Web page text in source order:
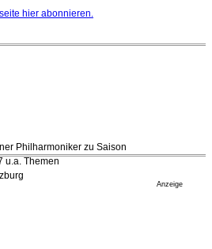
Chefdirigent Risto Joost
vertriebener jüdischer
Bremer Musikfest-Preis
hier abonnieren.
Philharmoniker zu Saison
u.a. Themen
Anzeige